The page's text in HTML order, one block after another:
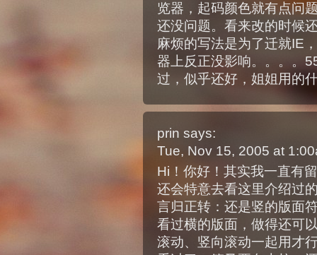
览器，起码颜色就有点问
还没问题。看来改的时候
麻烦的写法是为了迁就IE
器上反正没影响。。。。
过，似乎还好，姐姐用的
prin says:
Tue, Nov 15, 2005 at
Hi！你好！其实我一直有
还会特意去看这里介绍过
言归正转：还是竖的版面
看过横的版面，做得还可
滚动、竖向滚动一起用才